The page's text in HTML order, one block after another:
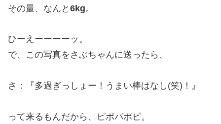
その量、なんと 6kg。
ひーえーーーーッ。
で、この写真をさぶちゃんに送ったら、
さ：『多過ぎっしょー！うまい棒はなし(笑)！』
って来るもんだから、ピポパポピ。